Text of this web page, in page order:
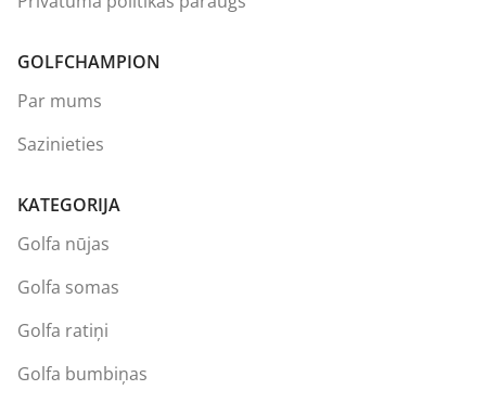
GOLFCHAMPION
Par mums
Sazinieties
KATEGORIJA
Golfa nūjas
Golfa somas
Golfa ratiņi
Golfa bumbiņas